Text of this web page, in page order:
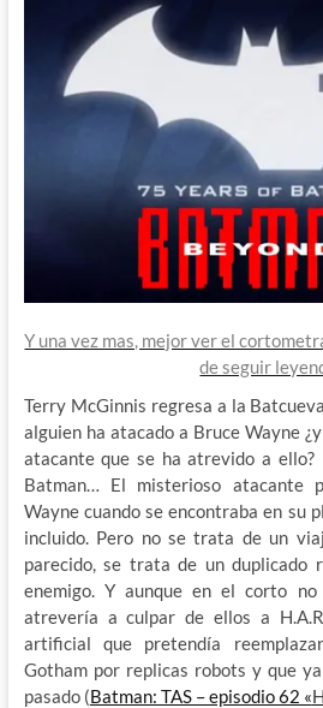
Y una vez mas, mejor ver el
de seguir
Terry McGinnis regresa a la
alguien ha atacado a Bruce Wayne
atacante que se ha atrevido a ello?
Batman… El misterioso atacante
Wayne cuando se encontraba en su
incluido. Pero no se trata de un
parecido, se trata de un duplicado
enemigo. Y aunque en el corto
atrevería a culpar de ellos a
artificial que pretendía
Gotham por replicas robots y que
pasado (Batman: TAS – episodio 62 «